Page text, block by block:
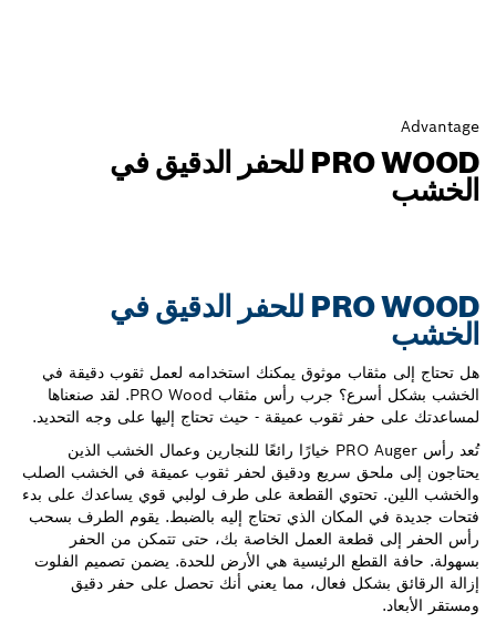
PRO WOOD للحفر الدقيق في
PRO WOOD للحفر الدقيق في
موثوق يمكنك استخدامه لعمل ثقوب دقيقة في
الخشب بشكل أسرع؟ جرب رأس مثقاب PRO Wood. لقد صنعناها
ثقوب عميقة - حيث تحتاج إليها على وجه التحديد.
تُعد رأس PRO Auger خيارًا رائعًا للنجارين وعمال الخشب الذين
سريع ودقيق لحفر ثقوب عميقة في الخشب الصلب
القطعة على طرف لولبي قوي يساعدك على بدء
الذي تحتاج إليه بالضبط. يقوم الطرف بسحب
العمل الخاصة بك، حتى تتمكن من الحفر
الرئيسية هي الأرض للحدة. يضمن تصميم الفلوت
فعال، مما يعني أنك تحصل على حفر دقيق